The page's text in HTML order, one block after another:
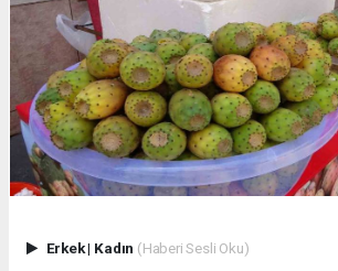
Erkek| Kadın (Haberi Sesli Oku)